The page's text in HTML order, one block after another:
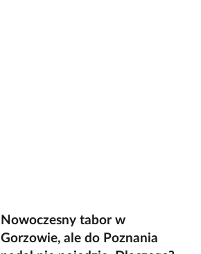
Nowoczesny tabor w
Gorzowie, ale do Poznania